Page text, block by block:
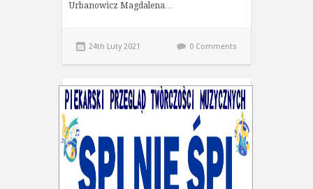
Urbanowicz Magdalena…
24th Luty 2021 0 Comments